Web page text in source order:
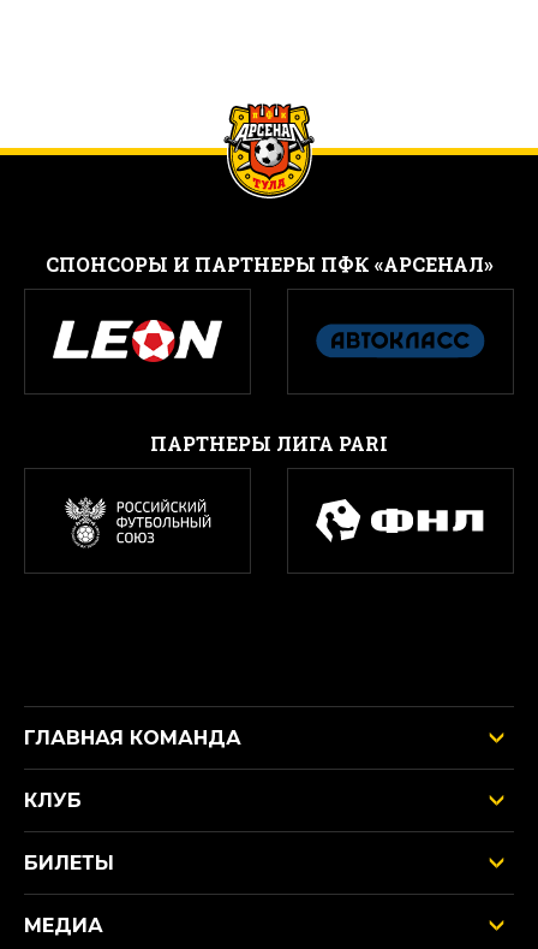
CПОНСОРЫ И ПАРТНЕРЫ ПФК «АРСЕНАЛ»
ПАРТНЕРЫ ЛИГА PARI
ГЛАВНАЯ КОМАНДА
КЛУБ
БИЛЕТЫ
МЕДИА